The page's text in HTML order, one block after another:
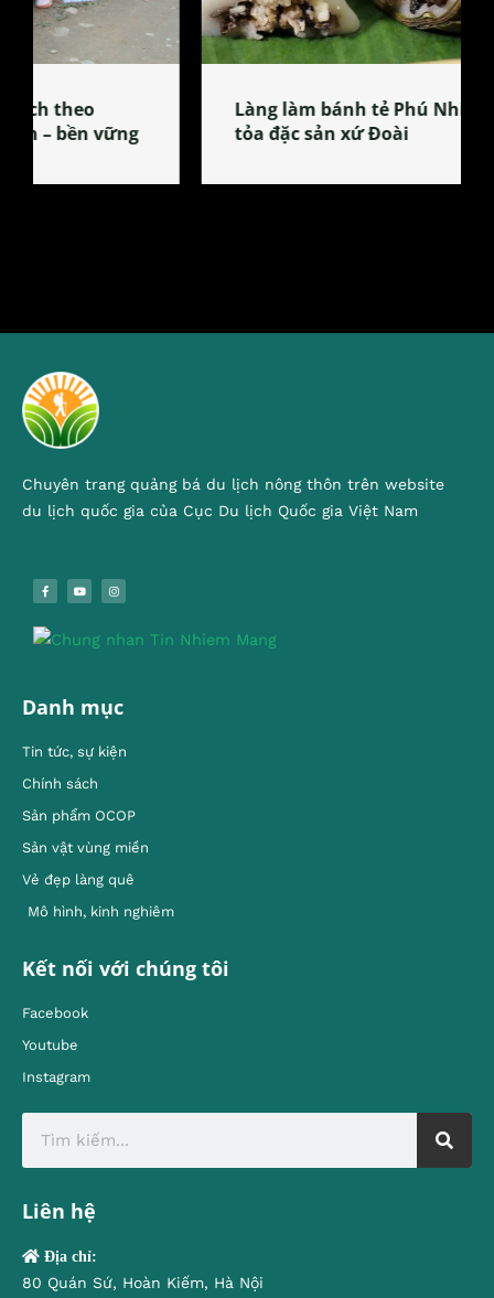
Làng làm bánh tẻ Phú Nhi – nơi lan
tỏa đặc sản xứ Đoài
Chuyên trang quảng bá du lịch nông thôn trên website
du lịch quốc gia của Cục Du lịch Quốc gia Việt Nam
Danh mục
Tin tức, sự kiện
Chính sách
Sản phẩm OCOP
Sản vật vùng miền
Vẻ đẹp làng quê
Mô hình, kinh nghiêm
Kết nối với chúng tôi
Facebook
Youtube
Instagram
Liên hệ
Địa chỉ:
80 Quán Sứ, Hoàn Kiếm, Hà Nội